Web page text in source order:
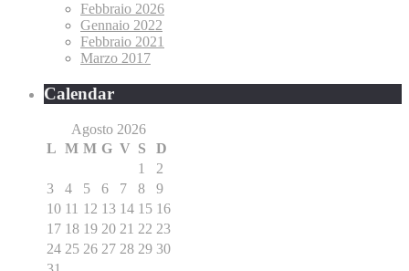
Febbraio 2026
Gennaio 2022
Febbraio 2021
Marzo 2017
Calendar
Agosto 2026
L M M G V S
D
1
2
3
4 5 6 7 8
9
10 11 12 13 14 15 16
17 18 19 20 21 22 23
24 25 26 27 28 29 30